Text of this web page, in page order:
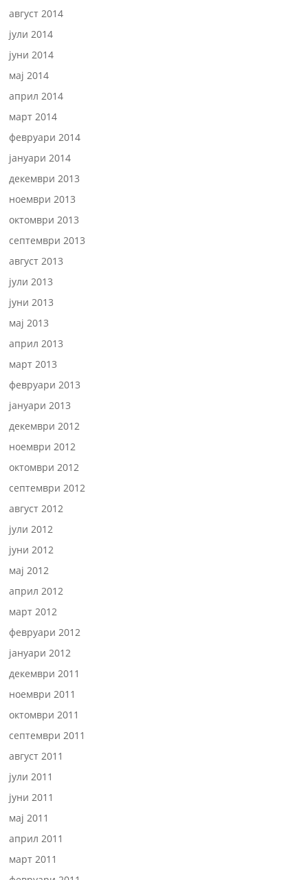
август 2014
јули 2014
јуни 2014
мај 2014
април 2014
март 2014
февруари 2014
јануари 2014
декември 2013
ноември 2013
октомври 2013
септември 2013
август 2013
јули 2013
јуни 2013
мај 2013
април 2013
март 2013
февруари 2013
јануари 2013
декември 2012
ноември 2012
октомври 2012
септември 2012
август 2012
јули 2012
јуни 2012
мај 2012
април 2012
март 2012
февруари 2012
јануари 2012
декември 2011
ноември 2011
октомври 2011
септември 2011
август 2011
јули 2011
јуни 2011
мај 2011
април 2011
март 2011